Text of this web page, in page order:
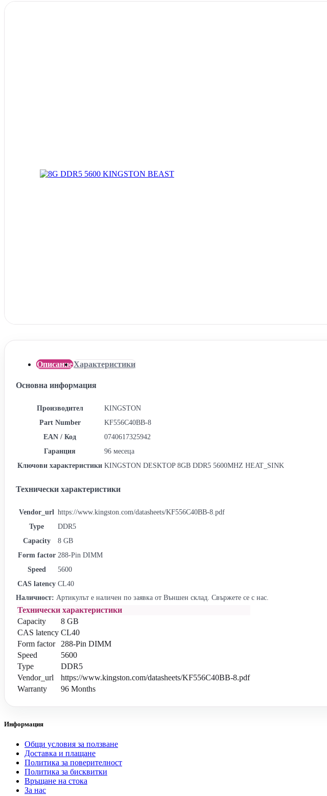
ОписаниеХарактеристики
Основна информация
Производител
KINGSTON
Part Number
KF556C40BB-8
EAN / Код
0740617325942
Гаранция
96 месеца
Ключови характеристики KINGSTON DESKTOP 8GB DDR5 5600MHZ HEAT_SINK
Технически характеристики
Vendor_url https://www.kingston.com/datasheets/KF556C40BB-8.pdf
Type
DDR5
Capacity
8 GB
Form factor 288-Pin DIMM
Speed
5600
CAS latency CL40
Наличност: Артикулът е наличен по заявка от Външен склад. Свържете се с нас.
Технически характеристики
Capacity
8 GB
CAS latency CL40
Form factor
288-Pin DIMM
Speed
5600
Type
DDR5
Vendor_url
https://www.kingston.com/datasheets/KF556C40BB-8.pdf
Warranty
96 Months
Информация
Общи условия за ползване
Доставка и плащане
Политика за поверителност
Политика за бисквитки
Връщане на стока
За нас